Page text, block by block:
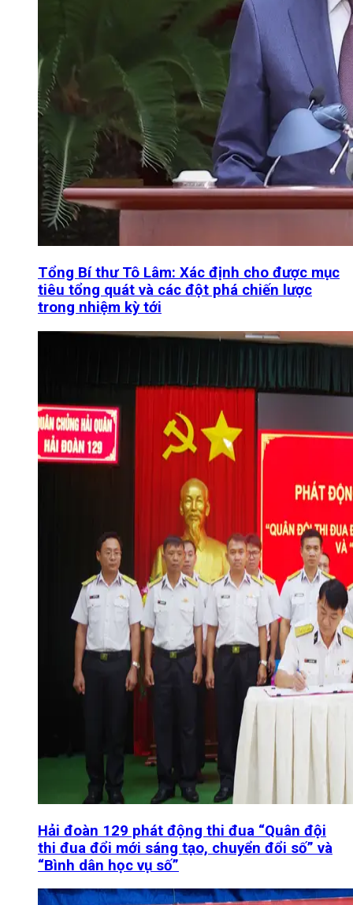
Tổng Bí thư Tô Lâm: Xác định cho được mục
tiêu tổng quát và các đột phá chiến lược
trong nhiệm kỳ tới
Hải đoàn 129 phát động thi đua “Quân đội
thi đua đổi mới sáng tạo, chuyển đổi số” và
“Bình dân học vụ số”